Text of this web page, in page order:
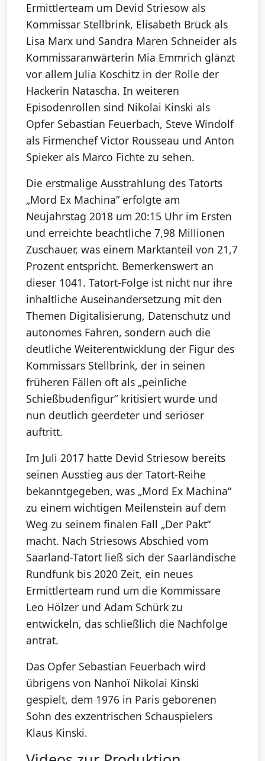
Ermittlerteam um Devid Striesow als
Kommissar Stellbrink, Elisabeth Brück als
Lisa Marx und Sandra Maren Schneider als
Kommissaranwärterin Mia Emmrich glänzt
vor allem Julia Koschitz in der Rolle der
Hackerin Natascha. In weiteren
Episodenrollen sind Nikolai Kinski als
Opfer Sebastian Feuerbach, Steve Windolf
als Firmenchef Victor Rousseau und Anton
Spieker als Marco Fichte zu sehen.
Die erstmalige Ausstrahlung des Tatorts
„Mord Ex Machina“ erfolgte am
Neujahrstag 2018 um 20:15 Uhr im Ersten
und erreichte beachtliche 7,98 Millionen
Zuschauer, was einem Marktanteil von 21,7
Prozent entspricht. Bemerkenswert an
dieser 1041. Tatort-Folge ist nicht nur ihre
inhaltliche Auseinandersetzung mit den
Themen Digitalisierung, Datenschutz und
autonomes Fahren, sondern auch die
deutliche Weiterentwicklung der Figur des
Kommissars Stellbrink, der in seinen
früheren Fällen oft als „peinliche
Schießbudenfigur“ kritisiert wurde und
nun deutlich geerdeter und seriöser
auftritt.
Im Juli 2017 hatte Devid Striesow bereits
seinen Ausstieg aus der Tatort-Reihe
bekanntgegeben, was „Mord Ex Machina“
zu einem wichtigen Meilenstein auf dem
Weg zu seinem finalen Fall „Der Pakt“
macht. Nach Striesows Abschied vom
Saarland-Tatort ließ sich der Saarländische
Rundfunk bis 2020 Zeit, ein neues
Ermittlerteam rund um die Kommissare
Leo Hölzer und Adam Schürk zu
entwickeln, das schließlich die Nachfolge
antrat.
Das Opfer Sebastian Feuerbach wird
übrigens von Nanhoï Nikolai Kinski
gespielt, dem 1976 in Paris geborenen
Sohn des exzentrischen Schauspielers
Klaus Kinski.